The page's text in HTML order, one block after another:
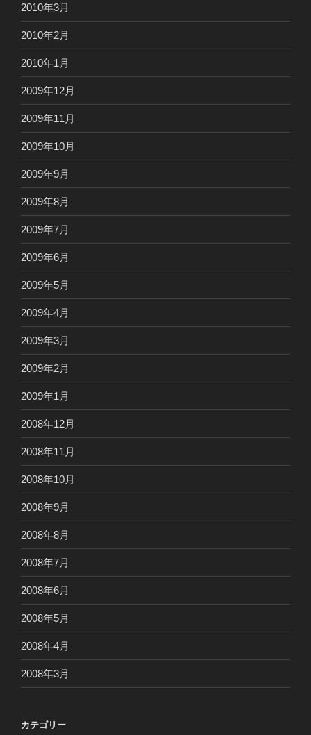
2010年3月
2010年2月
2010年1月
2009年12月
2009年11月
2009年10月
2009年9月
2009年8月
2009年7月
2009年6月
2009年5月
2009年4月
2009年3月
2009年2月
2009年1月
2008年12月
2008年11月
2008年10月
2008年9月
2008年8月
2008年7月
2008年6月
2008年5月
2008年4月
2008年3月
カテゴリー